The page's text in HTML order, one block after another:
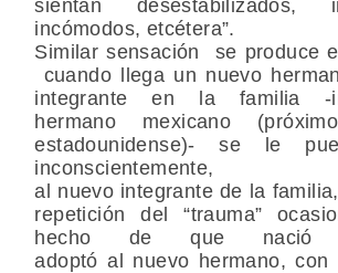
sientan desestabilizados,
incómodos, etcétera”.
Similar sensación se produce
cuando llega un nuevo
integrante en la familia -
hermano mexicano (
estadounidense)- se le
al nuevo integrante de la
repetición del “trauma”
hecho de que
adoptó al nuevo hermano, con